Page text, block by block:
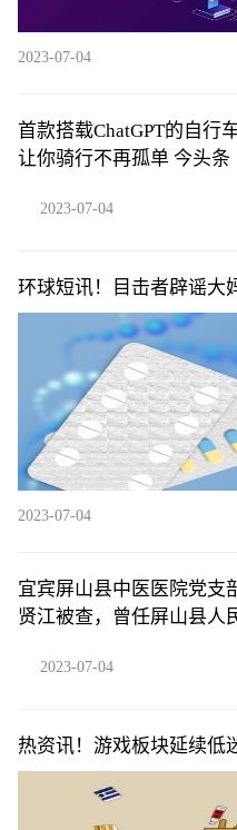
2023-07-04
首款搭载ChatGPT的自行
让你骑行不再孤单 今头条
2023-07-04
环球短讯！目击者辟谣大
2023-07-04
宜宾屏山县中医医院党支
贤江被查，曾任屏山县人
2023-07-04
热资讯！游戏板块延续低